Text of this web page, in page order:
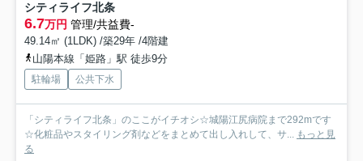
シティライフ北条
6.7万円 管理/共益費-
49.14㎡ (1LDK) /築29年 /4階建
山陽本線「姫路」駅 徒歩9分
駐輪場 公共下水
「シティライフ北条」のここがイチオシ☆城陽江尻病院まで292mです
☆化粧品やスタイリング剤などをまとめて出し入れして、サ... もっと見
る